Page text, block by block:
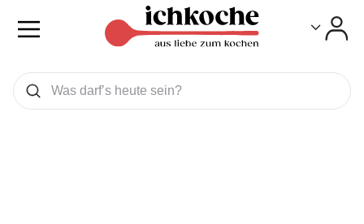
Was wollen Sie suchen
Suchen